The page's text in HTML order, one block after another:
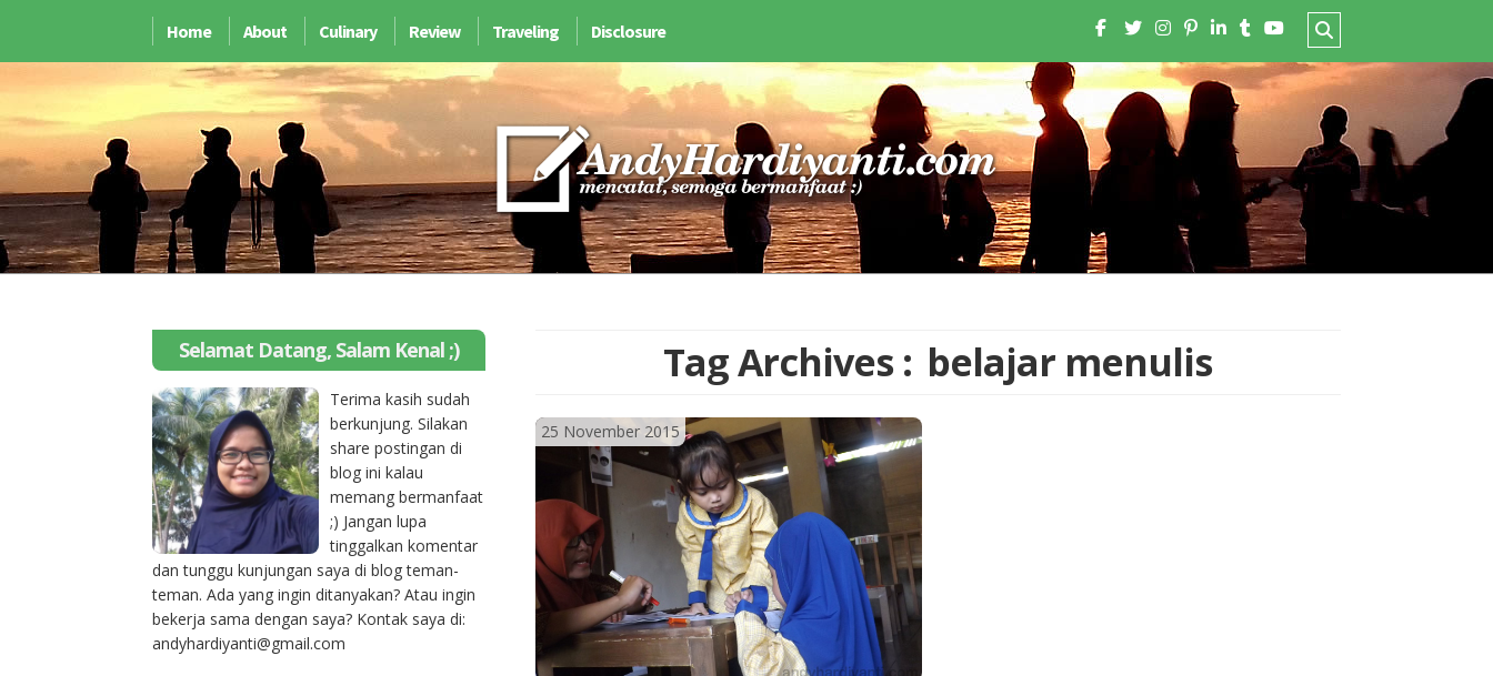
Home About Culinary Review Traveling Disclosure
Tag Archives : belajar menulis
25 November 2015
Selamat Datang, Salam Kenal ;)
Terima kasih sudah
berkunjung. Silakan
share postingan di
blog ini kalau
memang bermanfaat
;) Jangan lupa
tinggalkan komentar
dan tunggu kunjungan saya di blog teman-
teman. Ada yang ingin ditanyakan? Atau ingin
bekerja sama dengan saya? Kontak saya di:
andyhardiyanti@gmail.com